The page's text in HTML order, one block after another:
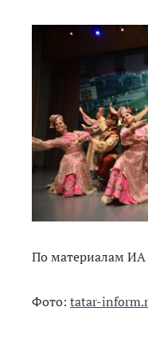
По материалам
Фото: tatar-